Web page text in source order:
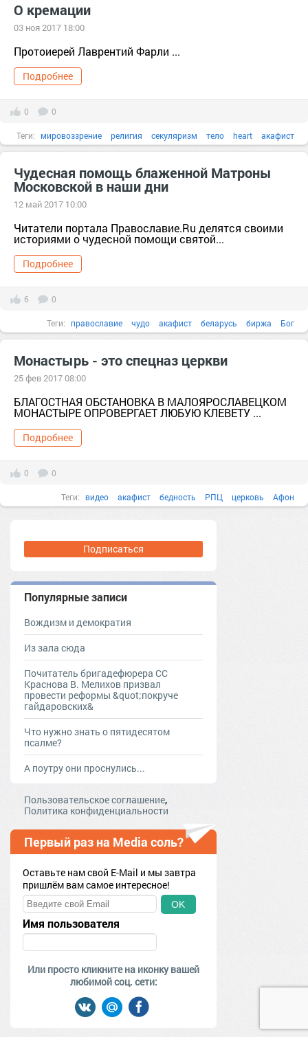
О кремации
03 ноя 2017 18:00
Протоиерей Лаврентий Фарли ...
Подробнее
0 0
Теги: мировоззрение религия секуляризм тело heart акафист
Чудесная помощь блаженной Матроны
Московской в наши дни
12 май 2017 10:00
Читатели портала Православие.Ru делятся своими
историями о чудесной помощи святой...
Подробнее
6 0
Теги: православие чудо акафист беларусь биржа Бог
Монастырь - это спецназ церкви
25 фев 2017 08:00
БЛАГОСТНАЯ ОБСТАНОВКА В МАЛОЯРОСЛАВЕЦКОМ
МОНАСТЫРЕ ОПРОВЕРГАЕТ ЛЮБУЮ КЛЕВЕТУ ...
Подробнее
0 0
Теги: видео акафист бедность РПЦ церковь Афон
Подписаться
Популярные записи
Вождизм и демократия
Из зала сюда
Почитатель бригадефюрера СС
Краснова В. Мелихов призвал
провести реформы &quot;покруче
гайдаровских&
Что нужно знать о пятидесятом
псалме?
А поутру они проснулись...
Пользовательское соглашение,
Политика конфиденциальности
Первый раз на Media соль?
Оставьте нам свой E-Mail и мы завтра
пришлём вам самое интересное!
OK
Имя пользователя
Или просто кликните на иконку вашей
любимой соц. сети: